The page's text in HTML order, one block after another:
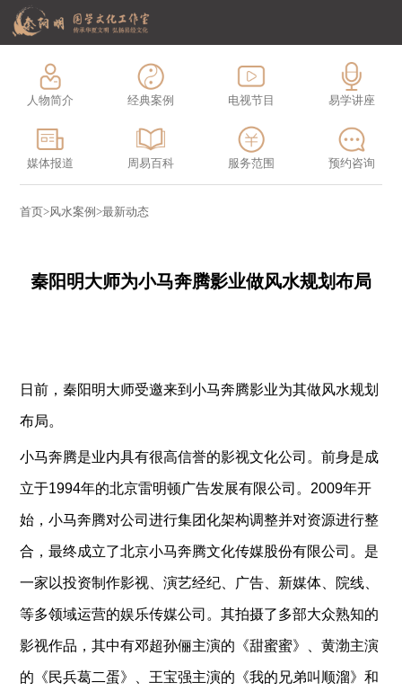
人物简介 经典案例 电视节目 易学讲座
媒体报道 周易百科 服务范围 预约咨询
首页>风水案例>最新动态
秦阳明大师为小马奔腾影业做风水规划布局
日前，秦阳明大师受邀来到小马奔腾影业为其做风水规划
布局。
小马奔腾是业内具有很高信誉的影视文化公司。前身是成
立于1994年的北京雷明顿广告发展有限公司。 2009年开
始，小马奔腾对公司进行集团化架构调整并对资源进行整
合，最终成立了北京小马奔腾文化传媒股份有限公司。是
一家以投资制作影视、演艺经纪、广告、新媒体、院线、
等多领域运营的娱乐传媒公司。其拍摄了多部大众熟知的
影视作品，其中有邓超孙俪主演的《甜蜜蜜》、黄渤主演
的《民兵葛二蛋》、王宝强主演的《我的兄弟叫顺溜》和